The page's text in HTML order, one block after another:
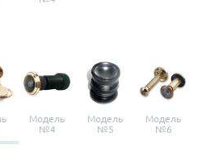
Модель
№4
Модель
№5
Модель
№6